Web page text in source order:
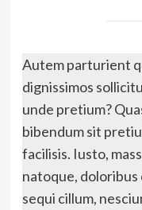
Autem parturient
dignissimos
unde pretium?
bibendum sit
facilisis. Iusto,
natoque,
sequi cillum,